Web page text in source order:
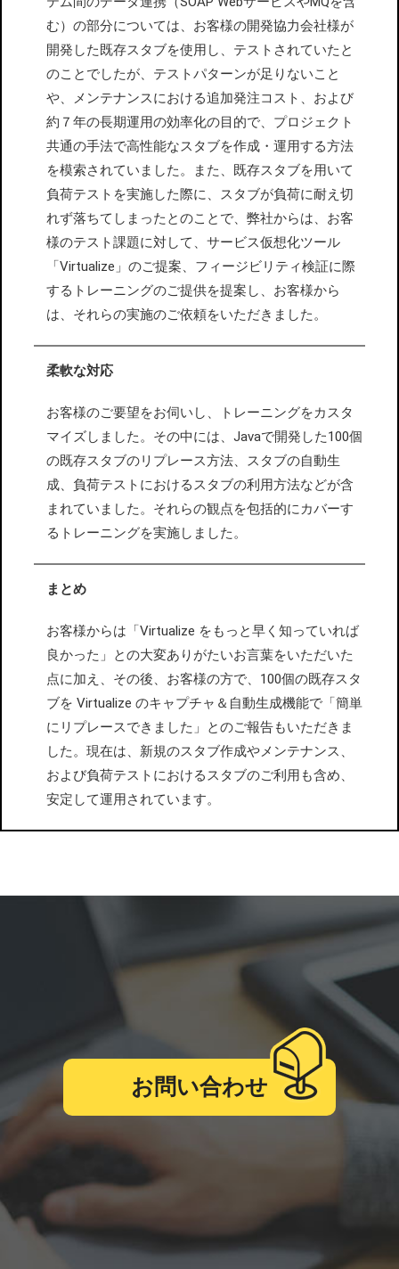
む）の部分については、お客様の開発協力会社様が
開発した既存スタブを使用し、テストされていたと
のことでしたが、テストパターンが足りないこと
や、メンテナンスにおける追加発注コスト、および
約７年の長期運用の効率化の目的で、プロジェクト
共通の手法で高性能なスタブを作成・運用する方法
を模索されていました。また、既存スタブを用いて
負荷テストを実施した際に、スタブが負荷に耐え切
れず落ちてしまったとのことで、弊社からは、お客
様のテスト課題に対して、サービス仮想化ツール
「Virtualize」のご提案、フィージビリティ検証に際
するトレーニングのご提供を提案し、お客様から
は、それらの実施のご依頼をいただきました。
柔軟な対応
お客様のご要望をお伺いし、トレーニングをカスタ
マイズしました。その中には、Javaで開発した100個
の既存スタブのリプレース方法、スタブの自動生
成、負荷テストにおけるスタブの利用方法などが含
まれていました。それらの観点を包括的にカバーす
るトレーニングを実施しました。
まとめ
お客様からは「Virtualize をもっと早く知っていれば
良かった」との大変ありがたいお言葉をいただいた
点に加え、その後、お客様の方で、100個の既存スタ
ブを Virtualize のキャプチャ＆自動生成機能で「簡単
にリプレースできました」とのご報告もいただきま
した。現在は、新規のスタブ作成やメンテナンス、
および負荷テストにおけるスタブのご利用も含め、
安定して運用されています。
お問い合わせ